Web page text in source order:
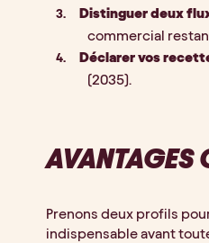
Distinguer deux
commercial
Déclarer vos
(2035).
AVANTAGES
Prenons deux profils
indispensable avant